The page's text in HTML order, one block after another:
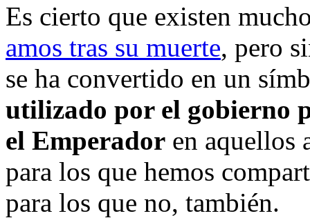
Es cierto que existen
amos tras su muerte, pero
se ha convertido en un
utilizado por el gobierno
el Emperador en aquellos
para los que hemos
para los que no, también.